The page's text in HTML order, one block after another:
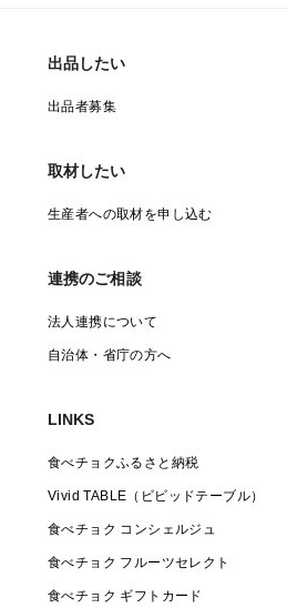
出品したい
出品者募集
取材したい
生産者への取材を申し込む
連携のご相談
法人連携について
自治体・省庁の方へ
LINKS
食べチョクふるさと納税
Vivid TABLE（ビビッドテーブル）
食べチョク コンシェルジュ
食べチョク フルーツセレクト
食べチョク ギフトカード